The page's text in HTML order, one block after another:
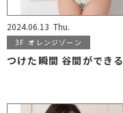
2024.06.13 Thu.
3F オレンジゾーン
つけた瞬間 谷間ができる